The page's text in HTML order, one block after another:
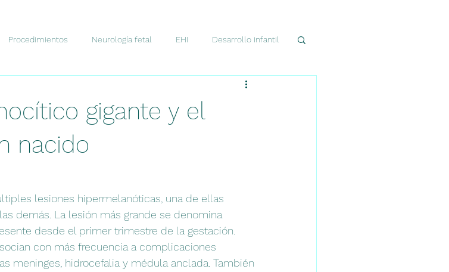
Procedimientos Neurología fetal EHI Desarrollo infantil
Desarrollo cerebral
gigante y el
nacido
lesiones hipermelanóticas, una de ellas
demás. La lesión más grande se denomina
desde el primer trimestre de la gestación.
con más frecuencia a complicaciones
meninges, hidrocefalia y médula anclada. También